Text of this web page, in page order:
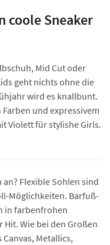
coole Sneaker
Mid Cut oder
geht nichts ohne die
wird es knallbunt.
und expressivem
Violett für stylishe Girls.
Flexible Sohlen sind
Möglichkeiten. Barfuß-
in farbenfrohen
Wie bei den Großen
Metallics,